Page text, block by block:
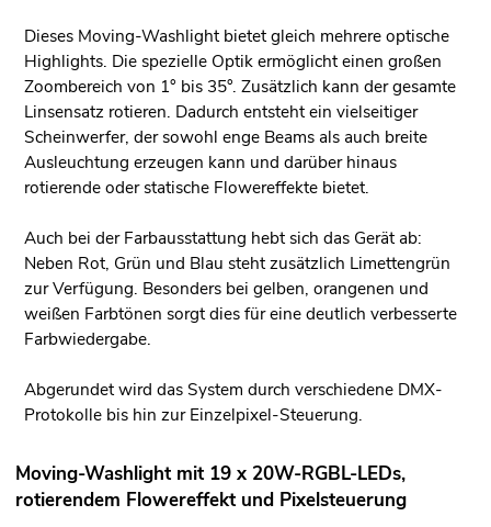
Dieses Moving-Washlight bietet gleich mehrere optische
Highlights. Die spezielle Optik ermöglicht einen großen
Zoombereich von 1° bis 35°. Zusätzlich kann der gesamte
Linsensatz rotieren. Dadurch entsteht ein vielseitiger
Scheinwerfer, der sowohl enge Beams als auch breite
Ausleuchtung erzeugen kann und darüber hinaus
rotierende oder statische Flowereffekte bietet.
Auch bei der Farbausstattung hebt sich das Gerät ab:
Neben Rot, Grün und Blau steht zusätzlich Limettengrün
zur Verfügung. Besonders bei gelben, orangenen und
weißen Farbtönen sorgt dies für eine deutlich verbesserte
Farbwiedergabe.
Abgerundet wird das System durch verschiedene DMX-
Protokolle bis hin zur Einzelpixel-Steuerung.
Moving-Washlight mit 19 x 20W-RGBL-LEDs,
rotierendem Flowereffekt und Pixelsteuerung